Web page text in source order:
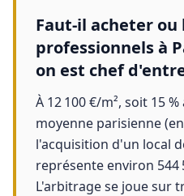
Faut-il acheter ou
professionnels à
on est chef
À 12 100 €/m², soit 15
moyenne parisienne
l'acquisition d'un local
représente environ 544
L'arbitrage se joue sur